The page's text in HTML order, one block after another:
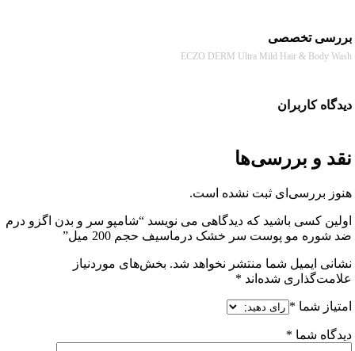
تخصصی
ECZO DERM Ultra Mild Hair & Body
کاربران
و بررسی‌ها
بررسی‌ای ثبت نشده است.
کسی باشید که دیدگاهی می نویسد “شامپو سر و بدن اگزو درم
مو پوست سر خشک درماسیف حجم 200 میل”
ایمیل شما منتشر نخواهد شد. بخش‌های موردنیاز
شده‌اند*
شما *
شما *